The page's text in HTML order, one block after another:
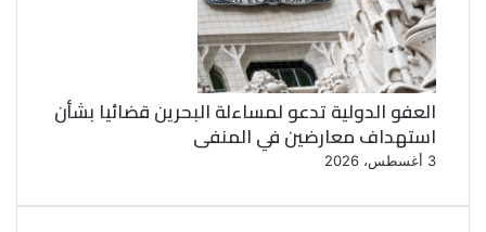
العفو الدولية تدعو لمساءلة البحرين قضائيا بشأن
استهداف معارضين في المنفى
3 أغسطس، 2026